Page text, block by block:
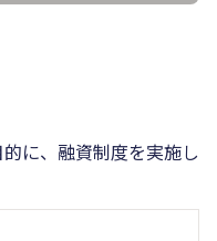
に、融資制度を実施し